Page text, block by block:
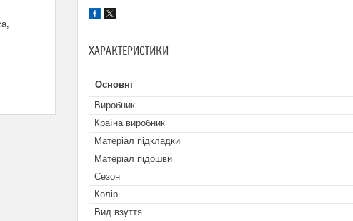
ХАРАКТЕРИСТИКИ
Основні
Виробник
Країна виробник
Матеріал підкладки
Матеріал підошви
Сезон
Колір
Вид взуття